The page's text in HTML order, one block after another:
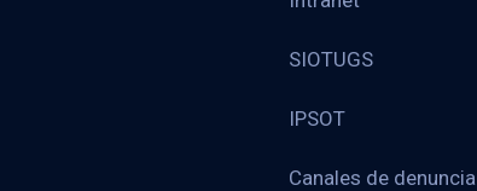
SIOTUGS
IPSOT
Canales de denuncia